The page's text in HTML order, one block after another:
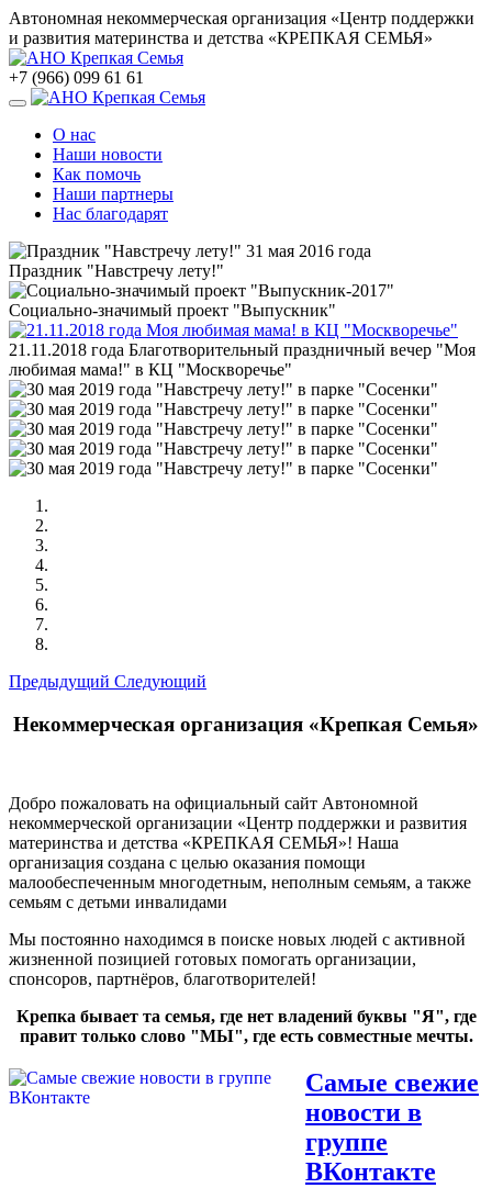
Автономная некоммерческая организация «Центр поддержки
и развития материнства и детства «КРЕПКАЯ СЕМЬЯ»
+7 (966) 099 61 61
О нас
Наши новости
Как помочь
Наши партнеры
Нас благодарят
Праздник "Навстречу лету!"
Социально-значимый проект "Выпускник"
21.11.2018 года Благотворительный праздничный вечер "Моя
любимая мама!" в КЦ "Москворечье"
Предыдущий Следующий
Некоммерческая организация «Крепкая Семья»
Добро пожаловать на официальный сайт Автономной
некоммерческой организации «Центр поддержки и развития
материнства и детства «КРЕПКАЯ СЕМЬЯ»! Наша
организация создана с целью оказания помощи
малообеспеченным многодетным, неполным семьям, а также
семьям с детьми инвалидами
Мы постоянно находимся в поиске новых людей с активной
жизненной позицией готовых помогать организации,
спонсоров, партнёров, благотворителей!
Крепка бывает та семья, где нет владений буквы "Я", где
правит только слово "МЫ", где есть совместные мечты.
Самые свежие
новости в
группе
ВКонтакте